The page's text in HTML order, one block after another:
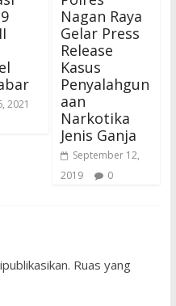
2021
Nagan Raya
Gelar Press
Release
Kasus
Penyalahgun
aan
Narkotika
Jenis Ganja
September 12,
2019
0
Ruas yang